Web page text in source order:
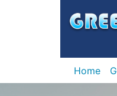
Home